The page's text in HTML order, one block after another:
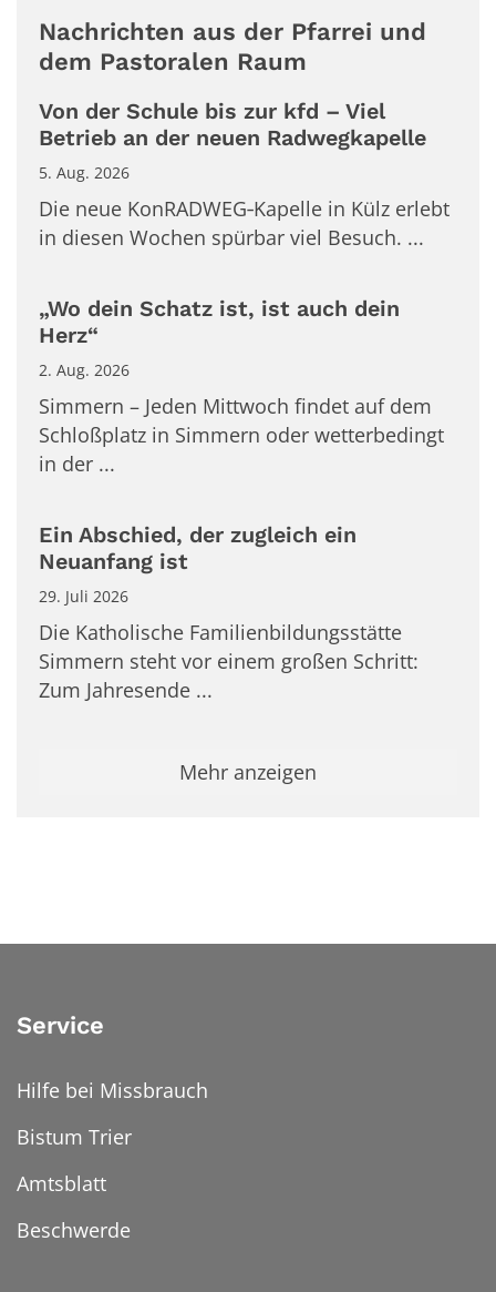
Nachrichten aus der Pfarrei und
dem Pastoralen Raum
Von der Schule bis zur kfd – Viel
Betrieb an der neuen Radwegkapelle
5. Aug. 2026
Die neue KonRADWEG‑Kapelle in Külz erlebt
in diesen Wochen spürbar viel Besuch. ...
„Wo dein Schatz ist, ist auch dein
Herz“
2. Aug. 2026
Simmern – Jeden Mittwoch findet auf dem
Schloßplatz in Simmern oder wetterbedingt
in der ...
Ein Abschied, der zugleich ein
Neuanfang ist
29. Juli 2026
Die Katholische Familienbildungsstätte
Simmern steht vor einem großen Schritt:
Zum Jahresende ...
Mehr anzeigen
Service
Hilfe bei Missbrauch
Bistum Trier
Amtsblatt
Beschwerde